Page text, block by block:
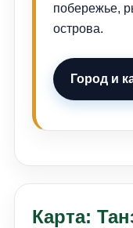
побережье,
острова.
Город и
Карта: